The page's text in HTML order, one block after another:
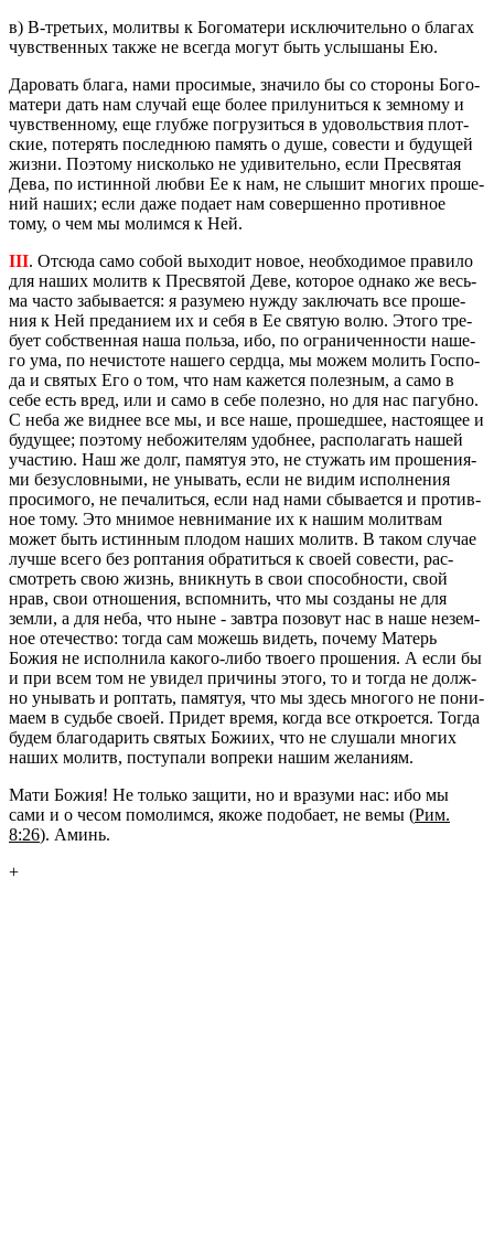
в) В-тре­тьих, мо­лит­вы к Бо­го­ма­те­ри ис­клю­чи­тель­но о бла­гах
чув­ствен­ных также не все­гда могут быть услы­ша­ны Ею.
Да­ро­вать блага, нами про­си­мые, зна­чи­ло бы со сто­ро­ны Бо­го­
ма­те­ри дать нам слу­чай еще более при­лу­нить­ся к зем­но­му и
чув­ствен­но­му, еще глуб­же по­гру­зить­ся в удо­воль­ствия плот­
ские, по­те­рять по­след­нюю па­мять о душе, со­ве­сти и бу­ду­щей
жизни. По­это­му ни­сколь­ко не уди­ви­тель­но, если Пре­свя­тая
Дева, по ис­тин­ной любви Ее к нам, не слы­шит мно­гих про­ше­
ний наших; если даже по­да­ет нам со­вер­шен­но про­тив­ное
тому, о чем мы мо­лим­ся к Ней.
III. От­сю­да само собой вы­хо­дит новое, необ­хо­ди­мое пра­ви­ло
для наших мо­литв к Пре­свя­той Деве, ко­то­рое од­на­ко же весь­
ма часто за­бы­ва­ет­ся: я ра­зу­мею нужду за­клю­чать все про­ше­
ния к Ней пре­да­ни­ем их и себя в Ее свя­тую волю. Этого тре­
бу­ет соб­ствен­ная наша поль­за, ибо, по огра­ни­чен­но­сти на­ше­
го ума, по нечи­сто­те на­ше­го серд­ца, мы можем мо­лить Гос­по­
да и свя­тых Его о том, что нам ка­жет­ся по­лез­ным, а само в
себе есть вред, или и само в себе по­лез­но, но для нас па­губ­но.
С неба же вид­нее все мы, и все наше, про­шед­шее, на­сто­я­щее и
бу­ду­щее; по­это­му небо­жи­те­лям удоб­нее, рас­по­ла­гать нашей
уча­стию. Наш же долг, па­мя­туя это, не сту­жать им про­ше­ни­я­
ми без­услов­ны­ми, не уны­вать, если не видим ис­пол­не­ния
про­си­мо­го, не пе­ча­лить­ся, если над нами сбы­ва­ет­ся и про­тив­
ное тому. Это мни­мое невни­ма­ние их к нашим мо­лит­вам
может быть ис­тин­ным пло­дом наших мо­литв. В таком слу­чае
лучше всего без роп­та­ния об­ра­тить­ся к своей со­ве­сти, рас­
смот­реть свою жизнь, вник­нуть в свои спо­соб­но­сти, свой
нрав, свои от­но­ше­ния, вспом­нить, что мы со­зда­ны не для
земли, а для неба, что ныне - зав­тра по­зо­вут нас в наше незем­
ное оте­че­ство: тогда сам мо­жешь ви­деть, по­че­му Ма­терь
Божия не ис­пол­ни­ла ка­ко­го-либо тво­е­го про­ше­ния. А если бы
и при всем том не уви­дел при­чи­ны этого, то и тогда не долж­
но уны­вать и роп­тать, па­мя­туя, что мы здесь мно­го­го не по­ни­
ма­ем в судь­бе своей. При­дет время, когда все от­кро­ет­ся. Тогда
будем бла­го­да­рить свя­тых Бо­жи­их, что не слу­ша­ли мно­гих
наших мо­литв, по­сту­па­ли во­пре­ки нашим же­ла­ни­ям.
Мати Божия! Не толь­ко за­щи­ти, но и вра­зу­ми нас: ибо мы
сами и о чесом по­мо­лим­ся, якоже по­до­ба­ет, не вемы (Рим.
8:26). Аминь.
+